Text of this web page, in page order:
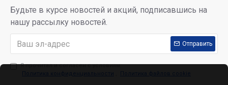
Будьте в курсе новостей и акций, подписавшись на
нашу рассылку новостей.
Отправить
Я прочитал и согласен с условиям:
Политика конфиденциальности
Политика файлов cookie